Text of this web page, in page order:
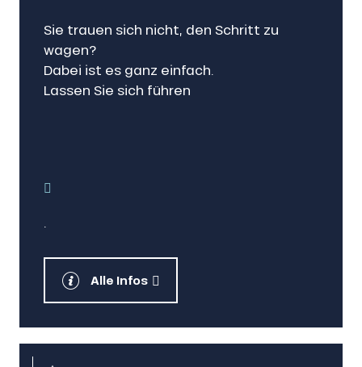
Sie trauen sich nicht, den Schritt zu
wagen?
Dabei ist es ganz einfach.
Lassen Sie sich führen
Alle Infos